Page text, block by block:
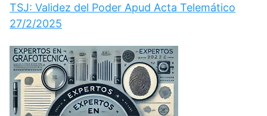
TSJ: Validez del Poder Apud Acta Telemático
27/2/2025